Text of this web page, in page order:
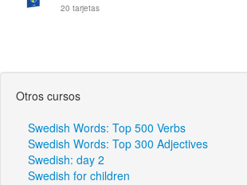
20 tarjetas
Otros cursos
Swedish Words: Top 500 Verbs
Swedish Words: Top 300 Adjectives
Swedish: day 2
Swedish for children